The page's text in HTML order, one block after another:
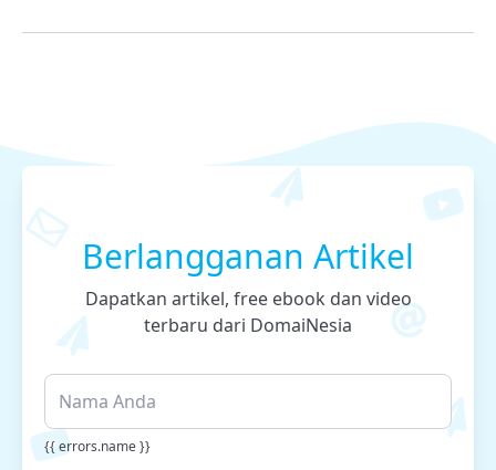
Berlangganan Artikel
Dapatkan artikel, free ebook dan video
terbaru dari DomaiNesia
{{ errors.name }}